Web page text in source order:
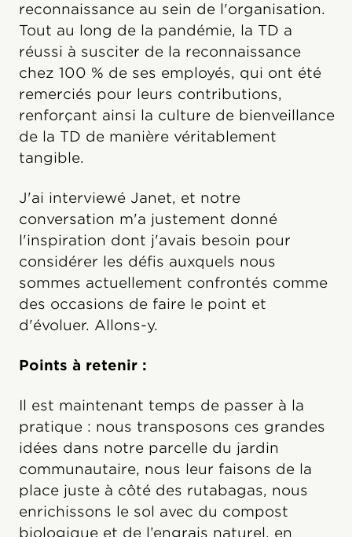
reconnaissance au sein de l'organisation.
Tout au long de la pandémie, la TD a
réussi à susciter de la reconnaissance
chez 100 % de ses employés, qui ont été
remerciés pour leurs contributions,
renforçant ainsi la culture de bienveillance
de la TD de manière véritablement
tangible.
J'ai interviewé Janet, et notre
conversation m'a justement donné
l'inspiration dont j'avais besoin pour
considérer les défis auxquels nous
sommes actuellement confrontés comme
des occasions de faire le point et
d'évoluer. Allons-y.
Points à retenir :
Il est maintenant temps de passer à la
pratique : nous transposons ces grandes
idées dans notre parcelle du jardin
communautaire, nous leur faisons de la
place juste à côté des rutabagas, nous
enrichissons le sol avec du compost
biologique et de l’engrais naturel, en